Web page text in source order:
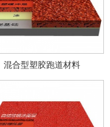
混合型塑胶跑道材料